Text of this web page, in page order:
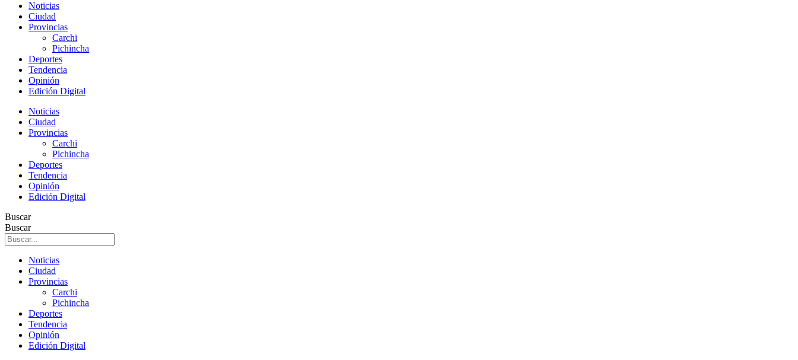
Noticias
Ciudad
Provincias
Carchi
Pichincha
Deportes
Tendencia
Opinión
Edición Digital
Noticias
Ciudad
Provincias
Carchi
Pichincha
Deportes
Tendencia
Opinión
Edición Digital
Buscar
Buscar
Noticias
Ciudad
Provincias
Carchi
Pichincha
Deportes
Tendencia
Opinión
Edición Digital